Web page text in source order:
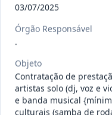
Prestação
de
Serviços
Situação: Concluído
03/07/2025
Órgão Responsável
.
Objeto
Contratação de
artistas solo (dj, voz e
e banda musical
culturais (samba de